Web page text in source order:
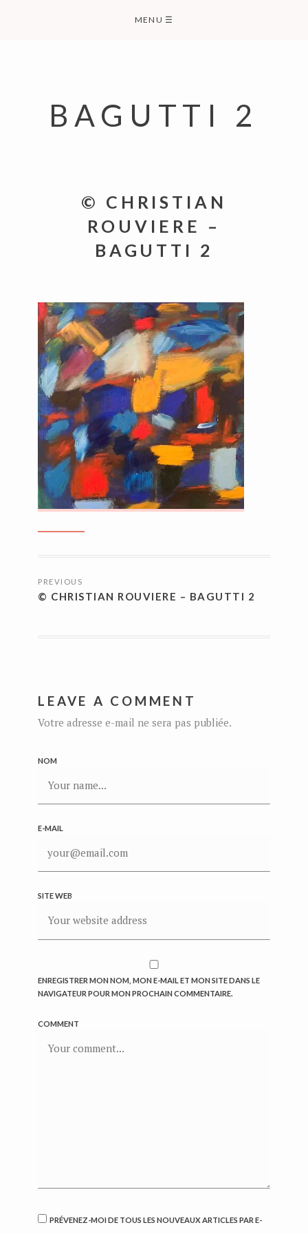
MENU ☰
BAGUTTI 2
© CHRISTIAN
ROUVIERE –
BAGUTTI 2
DES
PREVIOUS
© CHRISTIAN ROUVIERE – BAGUTTI 2
LEAVE A COMMENT
Votre adresse e-mail ne sera pas publiée.
NOM
E-MAIL
SITE WEB
ENREGISTRER MON NOM, MON E-MAIL ET MON SITE DANS LE
NAVIGATEUR POUR MON PROCHAIN COMMENTAIRE.
COMMENT
PRÉVENEZ-MOI DE TOUS LES NOUVEAUX ARTICLES PAR E-